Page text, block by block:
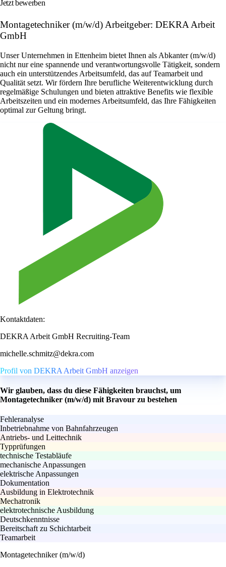
Jetzt bewerben
Montagetechniker (m/w/d) Arbeitgeber: DEKRA Arbeit
GmbH
Unser Unternehmen in Ettenheim bietet Ihnen als Abkanter (m/w/d)
nicht nur eine spannende und verantwortungsvolle Tätigkeit, sondern
auch ein unterstützendes Arbeitsumfeld, das auf Teamarbeit und
Qualität setzt. Wir fördern Ihre berufliche Weiterentwicklung durch
regelmäßige Schulungen und bieten attraktive Benefits wie flexible
Arbeitszeiten und ein modernes Arbeitsumfeld, das Ihre Fähigkeiten
optimal zur Geltung bringt.
Kontaktdaten:
DEKRA Arbeit GmbH Recruiting-Team
michelle.schmitz@dekra.com
Profil von DEKRA Arbeit GmbH anzeigen
Wir glauben, dass du diese Fähigkeiten brauchst, um
Montagetechniker (m/w/d) mit Bravour zu bestehen
Fehleranalyse
Inbetriebnahme von Bahnfahrzeugen
Antriebs- und Leittechnik
Typprüfungen
technische Testabläufe
mechanische Anpassungen
elektrische Anpassungen
Dokumentation
Ausbildung in Elektrotechnik
Mechatronik
elektrotechnische Ausbildung
Deutschkenntnisse
Bereitschaft zu Schichtarbeit
Teamarbeit
Montagetechniker (m/w/d)